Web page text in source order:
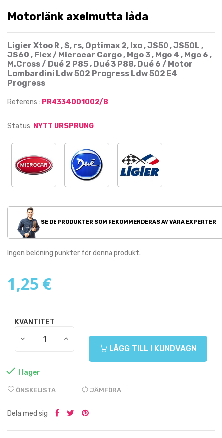
Motorlänk axelmutta låda
Ligier Xtoo R , S, rs, Optimax 2, Ixo , JS50 , JS50L ,
JS60 , Flex / Microcar Cargo , Mgo 3 , Mgo 4 , Mgo 6 ,
M.Cross / Dué 2 P85 , Dué 3 P88, Dué 6 / Motor
Lombardini Ldw 502 Progress Ldw 502 E4
Progress
Referens : PR4334001002/B
Status: NYTT URSPRUNG
SE DE PRODUKTER SOM REKOMMENDERAS AV VÅRA EXPERTER
Ingen belöning punkter för denna produkt.
1,25 €
KVANTITET
LÄGG TILL I KUNDVAGN
 I lager
ÖNSKELISTA JÄMFÖRA
Dela med sig